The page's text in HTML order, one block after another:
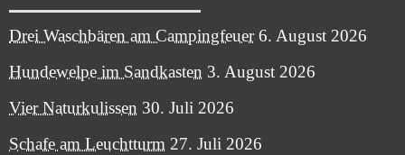
Drei Waschbären am Campingfeuer 6. August 2026
Hundewelpe im Sandkasten 3. August 2026
Vier Naturkulissen 30. Juli 2026
Schafe am Leuchtturm 27. Juli 2026